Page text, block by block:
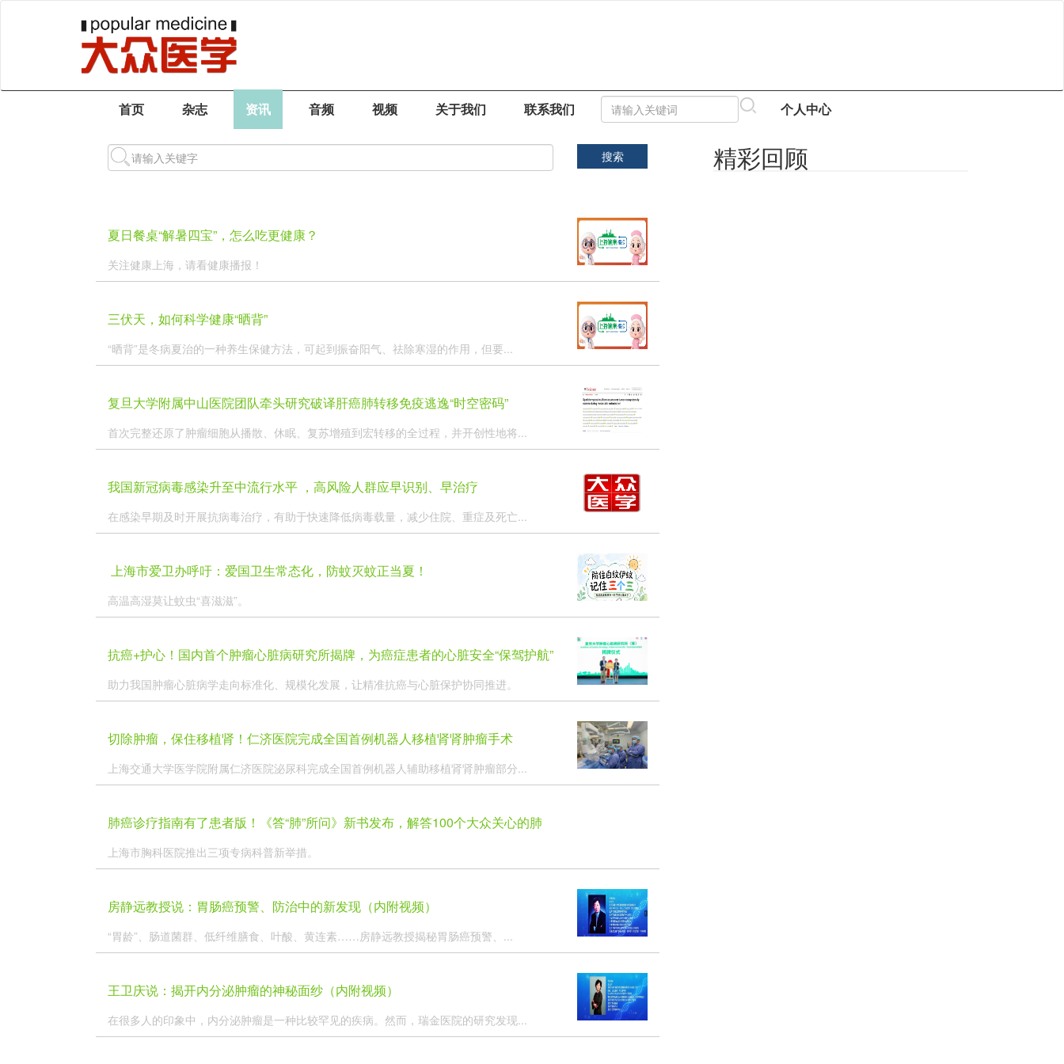
首页 杂志 资讯 音频 视频 关于我们 联系我们 个人中心
搜索
夏日餐桌“解暑四宝”，怎么吃更健康？
关注健康上海，请看健康播报！
三伏天，如何科学健康“晒背”
“晒背”是冬病夏治的一种养生保健方法，可起到振奋阳气、祛除寒湿的作用，但要...
复旦大学附属中山医院团队牵头研究破译肝癌肺转移免疫逃逸“时空密码”
首次完整还原了肿瘤细胞从播散、休眠、复苏增殖到宏转移的全过程，并开创性地将...
我国新冠病毒感染升至中流行水平 ，高风险人群应早识别、早治疗
在感染早期及时开展抗病毒治疗，有助于快速降低病毒载量，减少住院、重症及死亡...
​ 上海市爱卫办呼吁：爱国卫生常态化，防蚊灭蚊正当夏！
高温高湿莫让蚊虫“喜滋滋”。
抗癌+护心！国内首个肿瘤心脏病研究所揭牌，为癌症患者的心脏安全“保驾护航”
助力我国肿瘤心脏病学走向标准化、规模化发展，让精准抗癌与心脏保护协同推进。
切除肿瘤，保住移植肾！仁济医院完成全国首例机器人移植肾肾肿瘤手术
上海交通大学医学院附属仁济医院泌尿科完成全国首例机器人辅助移植肾肾肿瘤部分...
肺癌诊疗指南有了患者版！《答“肺”所问》新书发布，解答100个大众关心的肺
癌防治知识
上海市胸科医院推出三项专病科普新举措。
房静远教授说：胃肠癌预警、防治中的新发现（内附视频）
“胃龄”、肠道菌群、低纤维膳食、叶酸、黄连素……房静远教授揭秘胃肠癌预警、...
王卫庆说：揭开内分泌肿瘤的神秘面纱（内附视频）
在很多人的印象中，内分泌肿瘤是一种比较罕见的疾病。然而，瑞金医院的研究发现...
精彩回顾